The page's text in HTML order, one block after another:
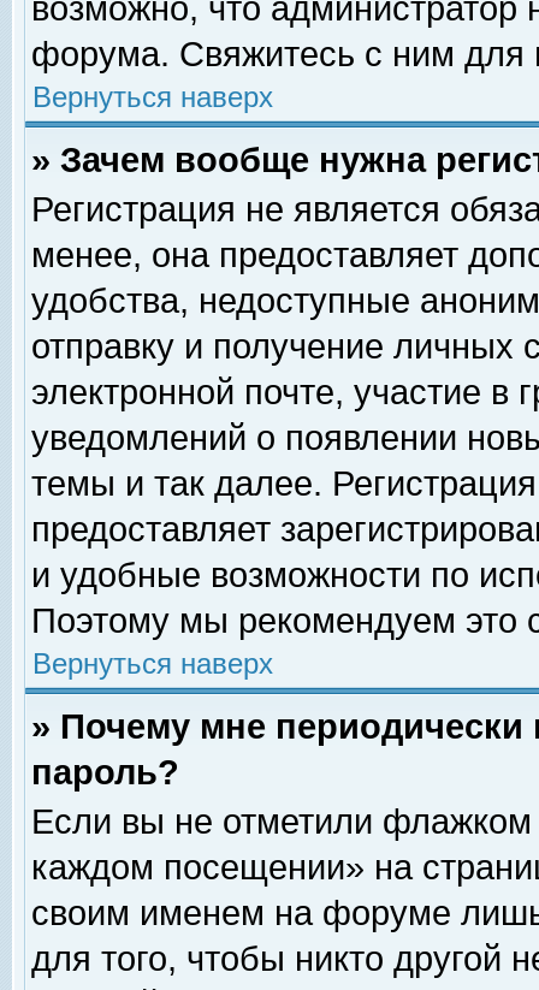
возможно, что
форума. Свяжитесь с ним для
Вернуться наверх
» Зачем вообще нужна
Регистрация не является
менее, она предоставляет
удобства, недоступные
отправку и получение личных
электронной почте, участие в
уведомлений о появлении
темы и так далее.
предоставляет
и удобные возможности по
Поэтому мы рекомендуем это
Вернуться наверх
» Почему мне
пароль?
Если вы не отметили флажком
каждом посещении» на
своим именем на форуме
для того, чтобы никто другой